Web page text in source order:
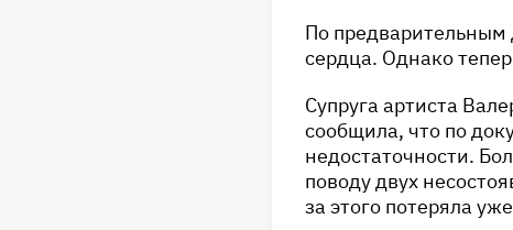
По предварительным
сердца. Однако
Супруга артиста
сообщила, что по
недостаточности.
поводу двух
за этого потеряла